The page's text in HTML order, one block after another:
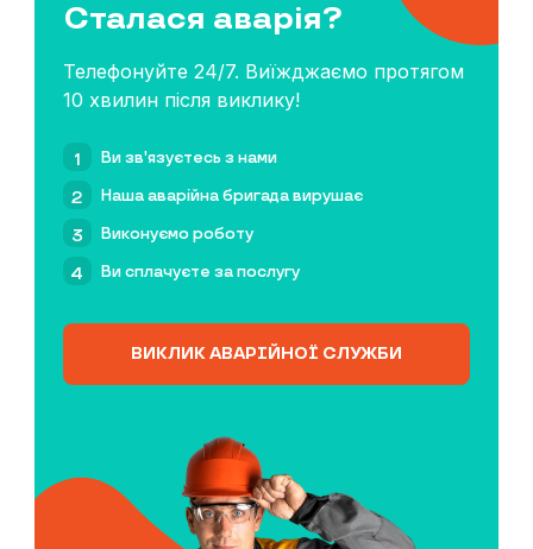
Сталася аварія?
Телефонуйте 24/7. Виїжджаємо протягом
10 хвилин після виклику!
1 Ви зв'язуєтесь з нами
2 Наша аварійна бригада вирушає
3 Виконуємо роботу
4 Ви сплачуєте за послугу
ВИКЛИК АВАРІЙНОЇ СЛУЖБИ